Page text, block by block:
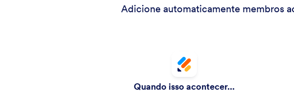
Adicione automaticamente membros
Quando isso acontecer...